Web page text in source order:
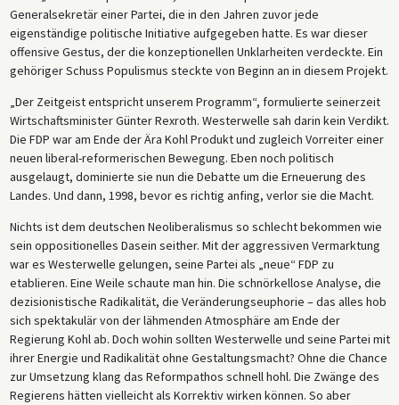
Generalsekretär einer Partei, die in den Jahren zuvor jede
eigenständige politische Initiative aufgegeben hatte. Es war dieser
offensive Gestus, der die konzeptionellen Unklarheiten verdeckte. Ein
gehöriger Schuss Populismus steckte von Beginn an in diesem Projekt.
„Der Zeitgeist entspricht unserem Programm“, formulierte seinerzeit
Wirtschaftsminister Günter Rexroth. Westerwelle sah darin kein Verdikt.
Die FDP war am Ende der Ära Kohl Produkt und zugleich Vorreiter einer
neuen liberal-reformerischen Bewegung. Eben noch politisch
ausgelaugt, dominierte sie nun die Debatte um die Erneuerung des
Landes. Und dann, 1998, bevor es richtig anfing, verlor sie die Macht.
Nichts ist dem deutschen Neoliberalismus so schlecht bekommen wie
sein oppositionelles Dasein seither. Mit der aggressiven Vermarktung
war es Westerwelle gelungen, seine Partei als „neue“ FDP zu
etablieren. Eine Weile schaute man hin. Die schnörkellose Analyse, die
dezisionistische Radikalität, die Veränderungseuphorie – das alles hob
sich spektakulär von der lähmenden Atmosphäre am Ende der
Regierung Kohl ab. Doch wohin sollten Westerwelle und seine Partei mit
ihrer Energie und Radikalität ohne Gestaltungsmacht? Ohne die Chance
zur Umsetzung klang das Reformpathos schnell hohl. Die Zwänge des
Regierens hätten vielleicht als Korrektiv wirken können. So aber